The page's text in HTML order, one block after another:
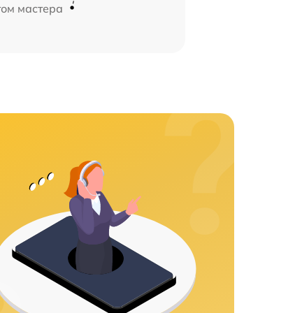
мастера